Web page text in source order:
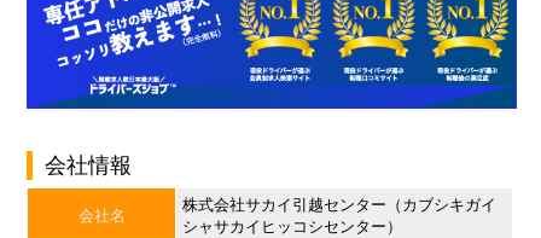
会社情報
会社名
株式会社サカイ引越センター（カブシキガイ
シャサカイヒッコシセンター）